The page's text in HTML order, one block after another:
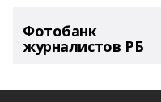
Фотобанк
журналистов РБ